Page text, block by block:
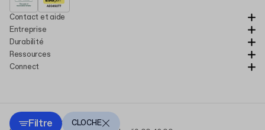
Filtre CLOCHE
Contact et aide
Entreprise
Durabilité
Ressources
Connect
Copyright Packhelp 2025